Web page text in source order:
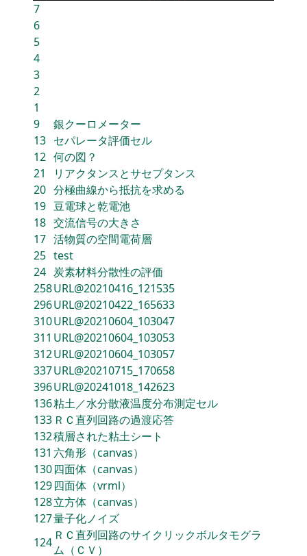
7
6
5
4
3
2
1
9
銀クーロメーター
13 セパレータ評価セル
12 何の図？
21
リアクタンスとサセプタンス
20 分極曲線から抵抗を求める
19 豆電球と乾電池
18 交流信号の大きさ
17 活物質の空間電荷層
25 test
24 炭素材料分散性の評価
258URL@20210416_121535
296URL@20210422_165633
310URL@20210604_103047
311 URL@20210604_103053
312URL@20210604_103057
337URL@20210715_170658
396URL@20241018_142623
136粘土／水分散液温度分布測定セル
133 ＲＣ直列回路の過渡応答
132積層された粘土シート
131 六角形（canvas）
130四面体（canvas）
129四面体（vrml）
128立方体（canvas）
127量子化ノイズ
124 ＲＣ直列回路のサイクリックボルタモグラ
ム（ＣＶ）